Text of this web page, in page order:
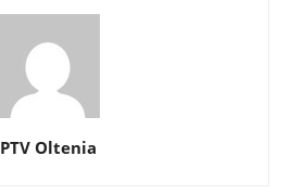
PTV Oltenia